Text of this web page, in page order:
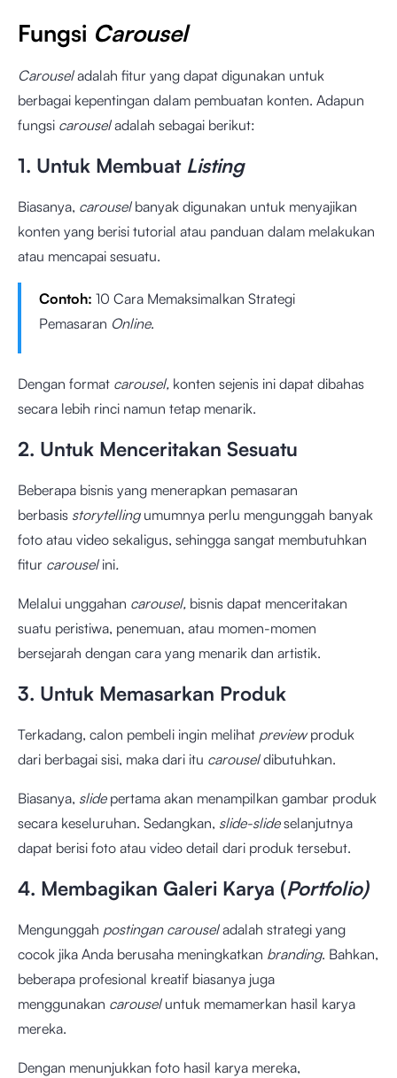
Fungsi Carousel
Carouseladalah fitur yang dapat digunakan untuk
berbagai kepentingan dalam pembuatan konten. Adapun
fungsi carouseladalah sebagai berikut:
1. Untuk Membuat Listing
Biasanya, carousel banyak digunakan untuk menyajikan
konten yang berisi tutorial atau panduan dalam melakukan
atau mencapai sesuatu.
Contoh: 10 Cara Memaksimalkan Strategi
Pemasaran Online.
Dengan format carousel, konten sejenis ini dapat dibahas
secara lebih rinci namun tetap menarik.
2. Untuk Menceritakan Sesuatu
Beberapa bisnis yang menerapkan pemasaran
berbasis storytelling umumnya perlu mengunggah banyak
foto atau video sekaligus, sehingga sangat membutuhkan
fitur carousel ini.
Melalui unggahan carousel, bisnis dapat menceritakan
suatu peristiwa, penemuan, atau momen-momen
bersejarah dengan cara yang menarik dan artistik.
3. Untuk Memasarkan Produk
Terkadang, calon pembeli ingin melihat previewproduk
dari berbagai sisi, maka dari itu carouseldibutuhkan.
Biasanya, slide pertama akan menampilkan gambar produk
secara keseluruhan. Sedangkan, slide-slideselanjutnya
dapat berisi foto atau video detail dari produk tersebut.
4. Membagikan Galeri Karya (Portfolio)
Mengunggah postingan carouseladalah strategi yang
cocok jika Anda berusaha meningkatkan branding. Bahkan,
beberapa profesional kreatif biasanya juga
menggunakan carousel untuk memamerkan hasil karya
mereka.
Dengan menunjukkan foto hasil karya mereka,